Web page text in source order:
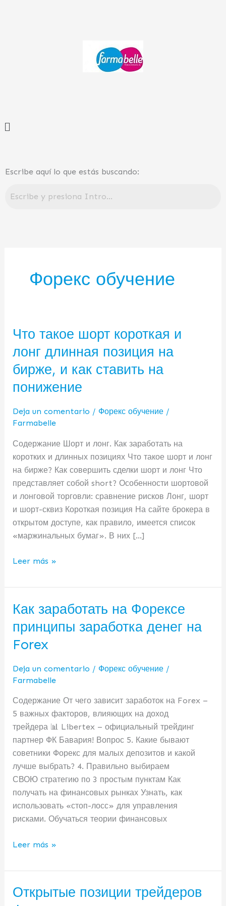
Menú
Escribe aquí lo que estás buscando:
Форекс обучение
Что такое шорт короткая и
лонг длинная позиция на
бирже, и как ставить на
понижение
Deja un comentario / Форекс обучение /
Farmabelle
Содержание Шорт и лонг. Как заработать на
коротких и длинных позициях Что такое шорт и лонг
на бирже? Как совершить сделки шорт и лонг Что
представляет собой short? Особенности шортовой
и лонговой торговли: сравнение рисков Лонг, шорт
и шорт-сквиз Короткая позиция На сайте брокера в
открытом доступе, как правило, имеется список
«маржинальных бумаг». В них […]
Что
шорт
короткая
и
длинная
позиция
бирже,
и
как
ставить
на
понижение
Leer más »
Как заработать на Форексе
принципы заработка денег на
Forex
Deja un comentario / Форекс обучение /
Farmabelle
Содержание От чего зависит заработок на Forex –
5 важных факторов, влияющих на доход
трейдера 📊 Libertex – официальный трейдинг
партнер ФК Бавария! Вопрос 5. Какие бывают
советники Форекс для малых депозитов и какой
лучше выбрать? 4. Правильно выбираем
СВОЮ стратегию по 3 простым пунктам Как
получать на финансовых рынках Узнать, как
использовать «стоп-лосс» для управления
рисками. Обучаться теории финансовых
Как
заработать
на
Форексе
заработка
денег
на
Forex
Leer más »
Открытые позиции трейдеров
Открытые
позиции